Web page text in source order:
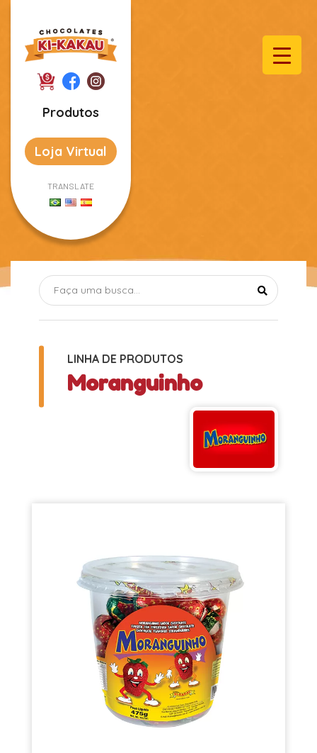
Produtos
Loja Virtual
TRANSLATE
LINHA DE PRODUTOS
Moranguinho